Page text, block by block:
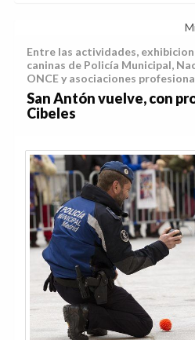
Entre las actividades,
caninas de Policía Municipal,
ONCE y asociaciones
San Antón vuelve, con
Cibeles